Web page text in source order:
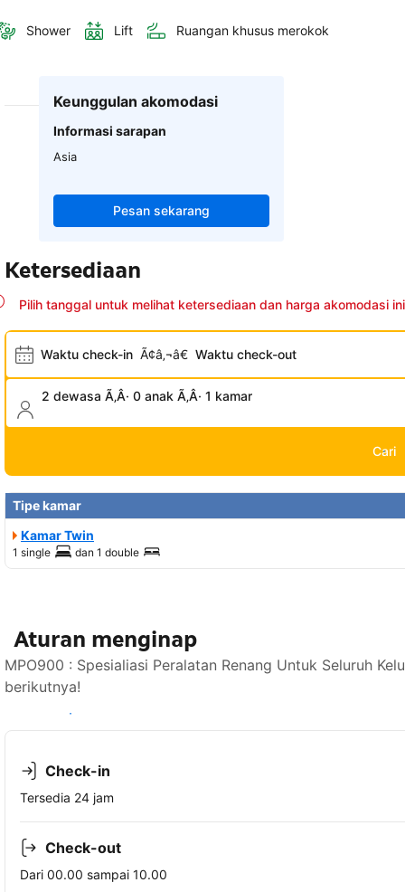
Shower Lift Ruangan khusus merokok
Keunggulan akomodasi
Informasi sarapan
Asia
Pesan sekarang
Ketersediaan
Pilih tanggal untuk melihat ketersediaan dan harga akomodasi ini
Waktu check-in Ã¢â‚¬â€ Waktu check-out
2 dewasa Ã‚Â· 0 anak Ã‚Â· 1 kamar
Cari
Tipe kamar
Kamar Twin
1 single dan 1 double
Aturan menginap
MPO900 : Spesialiasi Peralatan Renang Untuk Seluruh
berikutnya!
Lihat ketersediaan
Check-in
Tersedia 24 jam
Check-out
Dari 00.00 sampai 10.00